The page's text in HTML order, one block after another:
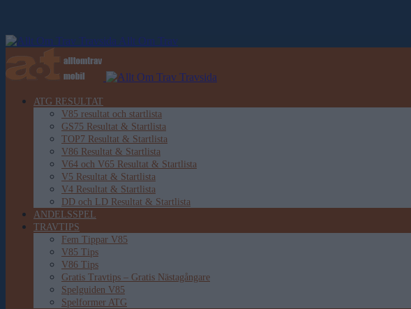
Allt Om Trav
ATG RESULTAT
V85 resultat och startlista
GS75 Resultat & Startlista
TOP7 Resultat & Startlista
V86 Resultat & Startlista
V64 och V65 Resultat & Startlista
V5 Resultat & Startlista
V4 Resultat & Startlista
DD och LD Resultat & Startlista
ANDELSSPEL
TRAVTIPS
Fem Tippar V85
V85 Tips
V86 Tips
Gratis Travtips – Gratis Nästagångare
Spelguiden V85
Spelformer ATG